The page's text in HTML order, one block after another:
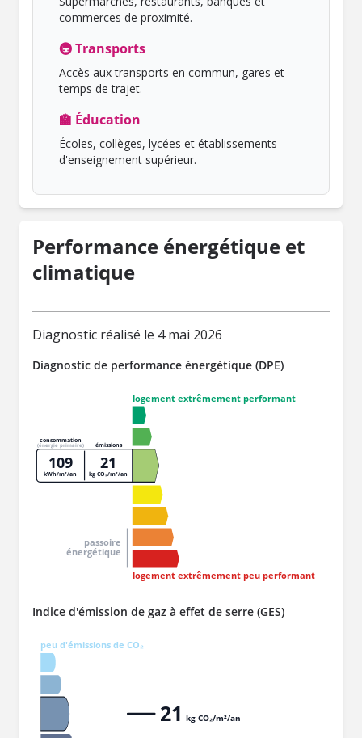
commerces de proximité.
🚇 Transports
Accès aux transports en commun, gares et
temps de trajet.
🏫 Éducation
Écoles, collèges, lycées et établissements
d'enseignement supérieur.
Performance énergétique et
climatique
Diagnostic réalisé le 4 mai 2026
Diagnostic de performance énergétique (DPE)
logement extrêmement performant
logement extrêmement peu performant
passoire
énergétique
consommation
(énergie primaire) émissions
109
kWh/m²/an
21
kg CO₂/m²/an
Indice d'émission de gaz à effet de serre (GES)
peu d'émissions de CO₂
21 kg CO₂/m²/an